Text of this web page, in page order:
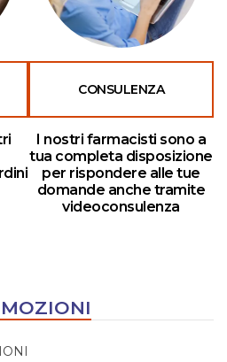
CONSULENZA
I nostri farmacisti sono a
tua completa disposizione
per rispondere alle tue
domande anche tramite
videoconsulenza